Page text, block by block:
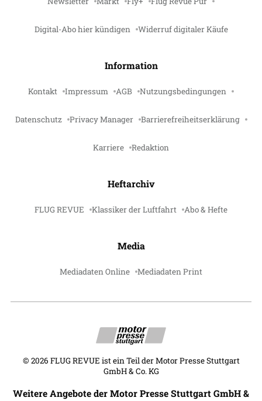
Digital-Abo hier kündigen Widerruf digitaler Käufe
Information
Kontakt Impressum AGB Nutzungsbedingungen
Datenschutz Privacy Manager Barrierefreiheitserklärung
Karriere Redaktion
Heftarchiv
FLUG REVUE Klassiker der Luftfahrt Abo & Hefte
Media
Mediadaten Online Mediadaten Print
© 2026 FLUG REVUE ist ein Teil der Motor Presse Stuttgart
GmbH & Co. KG
Weitere Angebote der Motor Presse Stuttgart GmbH &